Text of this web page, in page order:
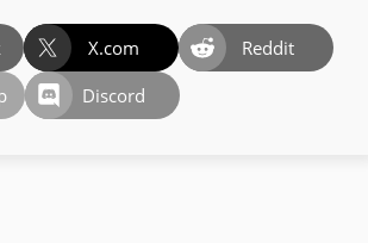
X.com
Reddit
Discord